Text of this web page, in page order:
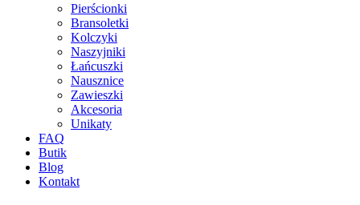
Pierścionki
Bransoletki
Kolczyki
Naszyjniki
Łańcuszki
Nausznice
Zawieszki
Akcesoria
Unikaty
FAQ
Butik
Blog
Kontakt